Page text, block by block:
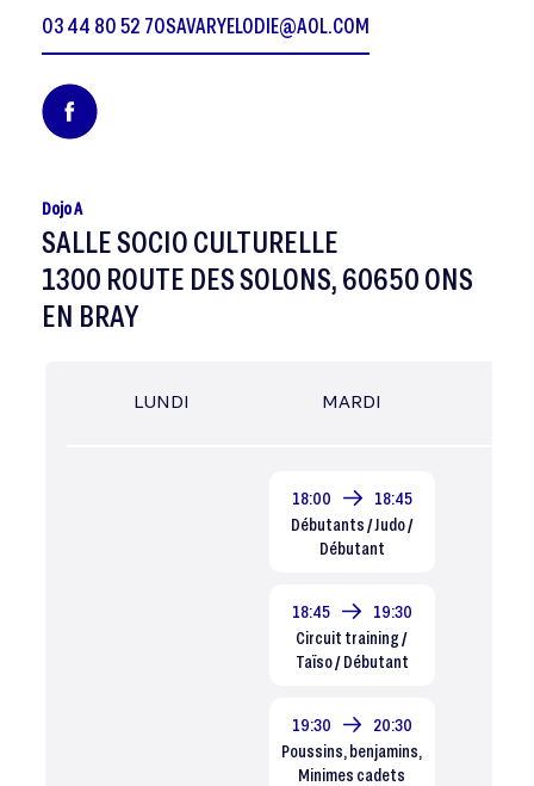
03 44 80 52 70SAVARYELODIE@AOL.COM
Dojo A
SALLE SOCIO CULTURELLE
1300 ROUTE DES SOLONS, 60650 ONS
EN BRAY
LUNDI MARDI
18:00
18:45
Débutants / Judo /
Débutant
18:45
19:30
Circuit training /
Taïso / Débutant
19:30
20:30
Poussins, benjamins,
Minimes cadets